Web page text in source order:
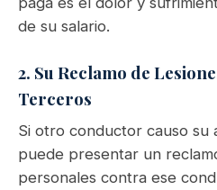
de su salario.
2. Su Reclamo de
Terceros
Si otro conductor causo su
puede presentar un
personales contra ese